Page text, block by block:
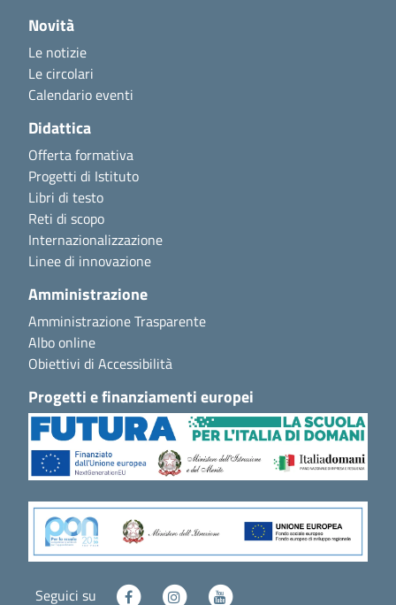
Novità
Le notizie
Le circolari
Calendario eventi
Didattica
Offerta formativa
Progetti di Istituto
Libri di testo
Reti di scopo
Internazionalizzazione
Linee di innovazione
Amministrazione
Amministrazione Trasparente
Albo online
Obiettivi di Accessibilità
Progetti e finanziamenti europei
Seguici su